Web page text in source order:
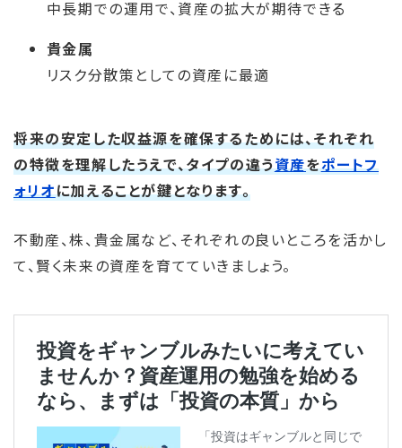
中長期での運用で、資産の拡大が期待できる
貴金属
リスク分散策としての資産に最適
将来の安定した収益源を確保するためには、それぞれ
の特徴を理解したうえで、タイプの違う資産をポートフ
ォリオに加えることが鍵となります。
不動産、株、貴金属など、それぞれの良いところを活かし
て、賢く未来の資産を育てていきましょう。